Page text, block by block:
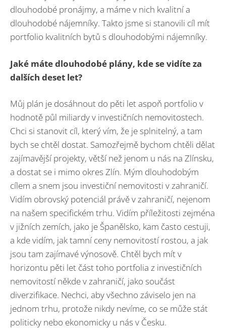
dlouhodobé pronájmy, a máme v nich kvalitní a
dlouhodobé nájemníky. Takto jsme si stanovili cíl mít
portfolio kvalitních bytů s dlouhodobými nájemníky.
Jaké máte dlouhodobé plány, kde se vidíte za
dalších deset let?
Můj plán je dosáhnout do pěti let aspoň portfolio v
hodnotě půl miliardy v investičních nemovitostech.
Chci si stanovit cíl, který vím, že je splnitelný, a tam
bych se chtěl dostat. Samozřejmě bychom chtěli dělat
zajímavější projekty, větší než jenom u nás na Zlínsku,
a dostat se i mimo okres Zlín. Mým dlouhodobým
cílem a snem jsou investiční nemovitosti v zahraničí.
Vidím obrovský potenciál právě v zahraničí, nejenom
na našem specifickém trhu. Vidím příležitosti zejména
v jižních zemích, jako je Španělsko, kam často cestuji,
a kde vidím, jak tamní ceny nemovitostí rostou, a jak
jsou tam zajímavé výnosově. Chtěl bych mít v
horizontu pěti let část toho portfolia z investičních
nemovitostí někde v zahraničí, jako součást
diverzifikace. Nechci, aby všechno záviselo jen na
jednom trhu, protože nikdy nevíme, co se může stát
politicky nebo ekonomicky u nás v Česku.